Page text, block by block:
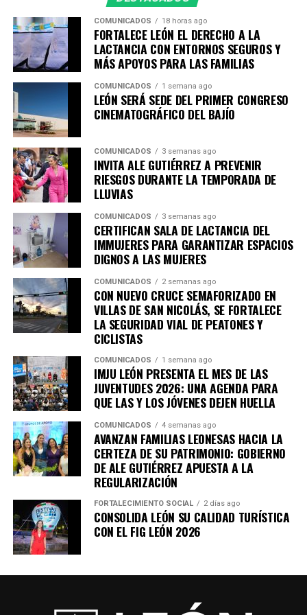
COMUNICADOS 18 horas ago
FORTALECE LEÓN EL DERECHO A LA
LACTANCIA CON ENTORNOS SEGUROS Y
MÁS APOYOS PARA LAS FAMILIAS
COMUNICADOS 1 semana ago
LEÓN SERÁ SEDE DEL PRIMER CONGRESO
CINEMATOGRÁFICO DEL BAJÍO
COMUNICADOS 3 semanas ago
INVITA ALE GUTIÉRREZ A PREVENIR
RIESGOS DURANTE LA TEMPORADA DE
LLUVIAS
COMUNICADOS 3 semanas ago
CERTIFICAN SALA DE LACTANCIA DEL
IMMUJERES PARA GARANTIZAR ESPACIOS
DIGNOS A LAS MUJERES
COMUNICADOS 2 semanas ago
CON NUEVO CRUCE SEMAFORIZADO EN
VILLAS DE SAN NICOLÁS, SE FORTALECE
LA SEGURIDAD VIAL DE PEATONES Y
CICLISTAS
COMUNICADOS 1 semana ago
IMJU LEÓN PRESENTA EL MES DE LAS
JUVENTUDES 2026: UNA AGENDA PARA
QUE LAS Y LOS JÓVENES DEJEN HUELLA
COMUNICADOS 4 semanas ago
AVANZAN FAMILIAS LEONESAS HACIA LA
CERTEZA DE SU PATRIMONIO: GOBIERNO
DE ALE GUTIÉRREZ APUESTA A LA
REGULARIZACIÓN
FORTALECIMIENTO SOCIAL 2 días ago
CONSOLIDA LEÓN SU CALIDAD TURÍSTICA
CON EL FIG LEÓN 2026